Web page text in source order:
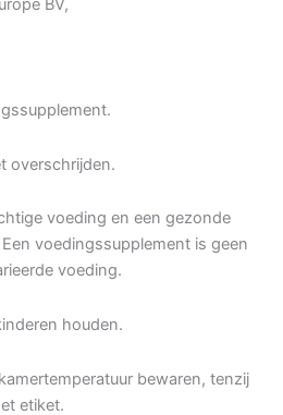
BV,
overschrijden.
voeding en een gezonde
voedingssupplement is geen
voeding.
houden.
bewaren, tenzij
etiket.